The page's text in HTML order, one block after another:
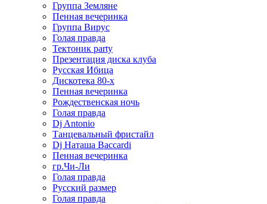
Группа Земляне
Пенная вечеринка
Группа Вирус
Голая правда
Тектоник party
Презентация диска клуба
Русская Ибица
Дискотека 80-х
Пенная вечеринка
Рождественская ночь
Голая правда
Dj Antonio
Танцевальный фристайл
Dj Наташа Baccardi
Пенная вечеринка
гр.Чи-Ли
Голая правда
Русский размер
Голая правда